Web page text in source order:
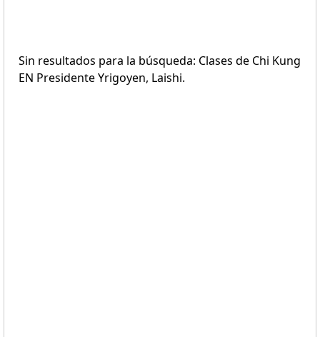
Sin resultados para la búsqueda: Clases de Chi Kung
EN Presidente Yrigoyen, Laishi.